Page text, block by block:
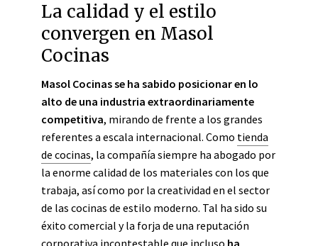
La calidad y el estilo
convergen en Masol
Cocinas
Masol Cocinas se ha sabido posicionar en lo
alto de una industria extraordinariamente
competitiva, mirando de frente a los grandes
referentes a escala internacional. Como tienda
de cocinas, la compañía siempre ha abogado por
la enorme calidad de los materiales con los que
trabaja, así como por la creatividad en el sector
de las cocinas de estilo moderno. Tal ha sido su
éxito comercial y la forja de una reputación
corporativa incontestable que incluso ha